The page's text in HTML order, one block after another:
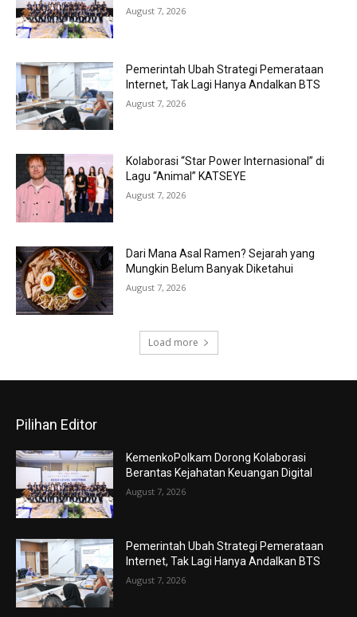
August 7, 2026
Pemerintah Ubah Strategi Pemerataan
Internet, Tak Lagi Hanya Andalkan BTS
August 7, 2026
Kolaborasi “Star Power Internasional” di
Lagu “Animal” KATSEYE
August 7, 2026
Dari Mana Asal Ramen? Sejarah yang
Mungkin Belum Banyak Diketahui
August 7, 2026
Load more
Pilihan Editor
KemenkoPolkam Dorong Kolaborasi
Berantas Kejahatan Keuangan Digital
August 7, 2026
Pemerintah Ubah Strategi Pemerataan
Internet, Tak Lagi Hanya Andalkan BTS
August 7, 2026